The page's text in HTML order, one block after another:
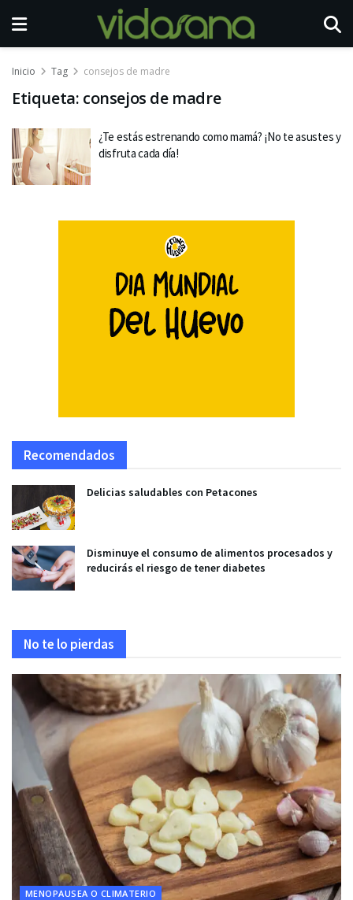
Inicio Tag consejos de madre
Etiqueta: consejos de madre
¿Te estás estrenando como mamá? ¡No te asustes y
disfruta cada día!
Recomendados
Delicias saludables con Petacones
Disminuye el consumo de alimentos procesados y
reducirás el riesgo de tener diabetes
No te lo pierdas
MENOPAUSEA O CLIMATERIO